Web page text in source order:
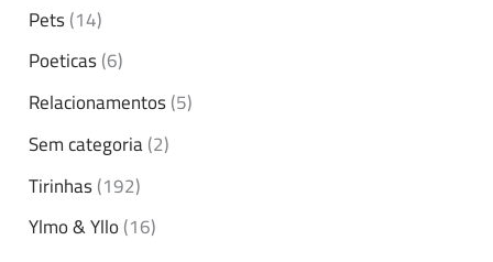
Pets(14)
Poeticas(6)
Relacionamentos(5)
Sem categoria(2)
Tirinhas(192)
Ylmo & Yllo(16)